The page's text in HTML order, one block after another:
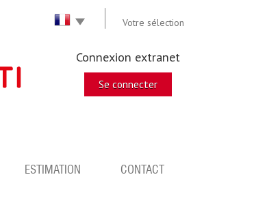
Votre sélection
Connexion extranet
Se connecter
ESTIMATION CONTACT